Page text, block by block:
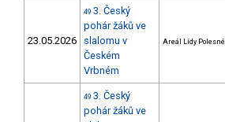
23.05.2026
49 3. Český
pohár žáků ve
slalomu v
Českém
Vrbném
Areál Lídy Polesné
49 3. Český
pohár žáků ve